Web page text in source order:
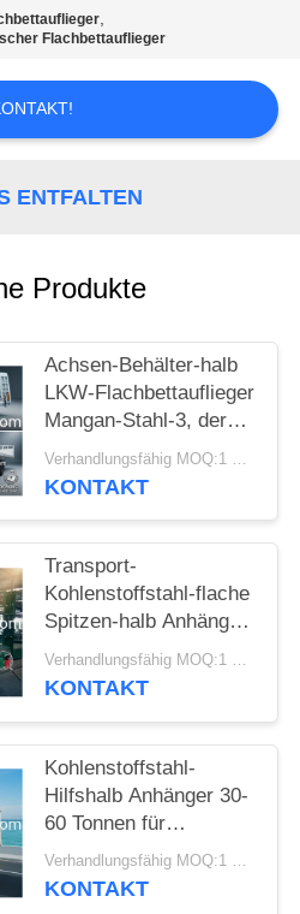
,
Flachbettauflieger
ENTFALTEN
Produkte
Achsen-Behälter-halb
LKW-Flachbettauflieger
Mangan-Stahl-3, der
schwere Waren
transportiert
Verhandlungsfähig MOQ:1 EINHEIT
KONTAKT
Transport-
Kohlenstoffstahl-flache
Spitzen-halb Anhänger
30-60 Tonnen halb
Korn-Anhänger-
Verhandlungsfähig MOQ:1 EINHEIT
KONTAKT
Kohlenstoffstahl-
Hilfshalb Anhänger 30-
60 Tonnen für
speziellen Waren-
Transport
Verhandlungsfähig MOQ:1 EINHEIT
KONTAKT